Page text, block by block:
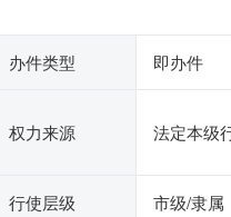
办件类型 即办件
权力来源 法定本级
行使层级 市级/隶属